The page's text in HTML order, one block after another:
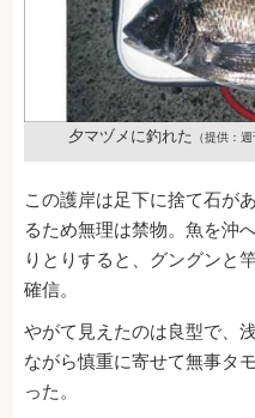
夕マヅメに釣れた （提供：
この護岸は足下に捨て石が
るため無理は禁物。魚を沖
りとりすると、グングンと
確信。
やがて見えたのは良型で、
ながら慎重に寄せて無事タ
った。